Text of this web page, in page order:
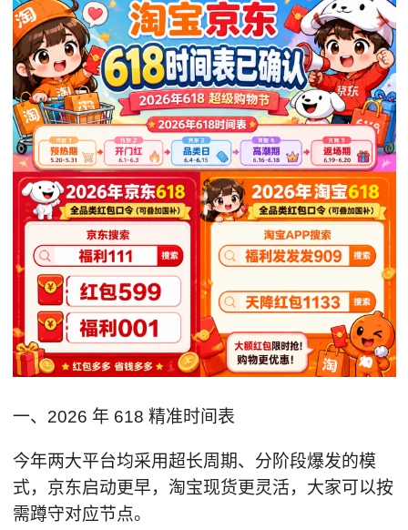
一、2026 年 618 精准时间表
今年两大平台均采用超长周期、分阶段爆发的模
式，京东启动更早，淘宝现货更灵活，大家可以按
需蹲守对应节点。